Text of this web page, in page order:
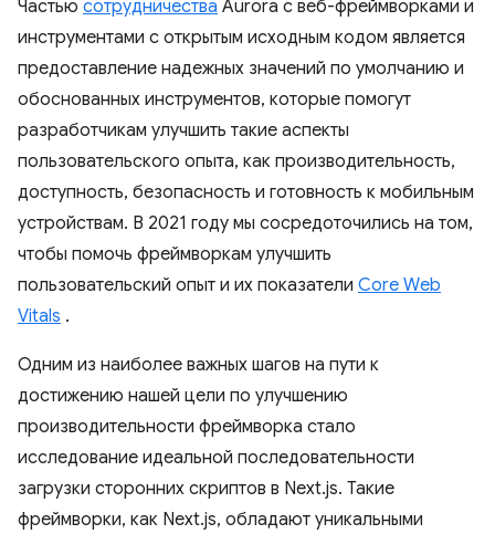
Частью сотрудничества Aurora с веб-фреймворками и
инструментами с открытым исходным кодом является
предоставление надежных значений по умолчанию и
обоснованных инструментов, которые помогут
разработчикам улучшить такие аспекты
пользовательского опыта, как производительность,
доступность, безопасность и готовность к мобильным
устройствам. В 2021 году мы сосредоточились на том,
чтобы помочь фреймворкам улучшить
пользовательский опыт и их показатели Core Web
Vitals .
Одним из наиболее важных шагов на пути к
достижению нашей цели по улучшению
производительности фреймворка стало
исследование идеальной последовательности
загрузки сторонних скриптов в Next.js. Такие
фреймворки, как Next.js, обладают уникальными